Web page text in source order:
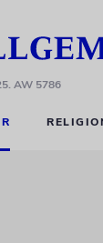
AW 5786